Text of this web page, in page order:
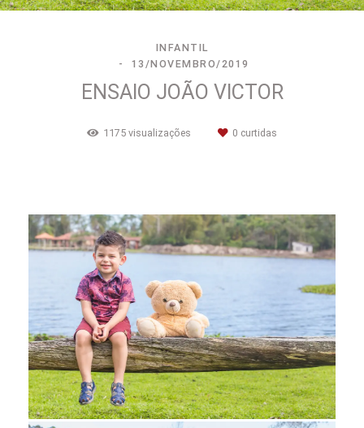
INFANTIL
13/NOVEMBRO/2019
ENSAIO JOÃO VICTOR
1175 visualizações 0 curtidas